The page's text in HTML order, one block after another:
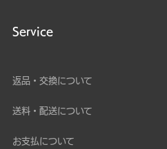
Service
返品・交換について
送料・配送について
お支払について